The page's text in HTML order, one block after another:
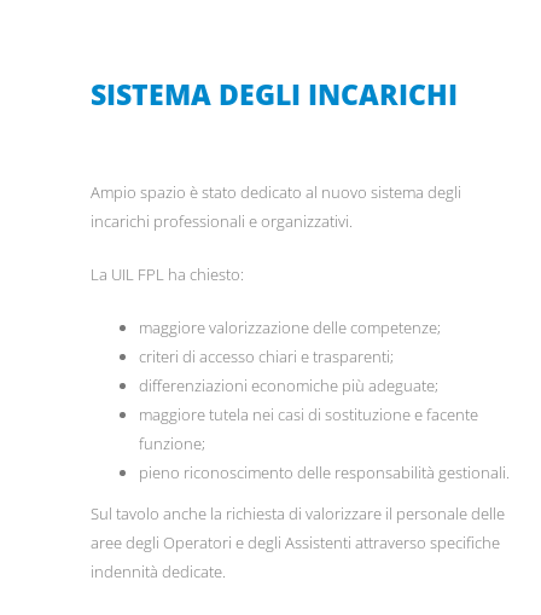
SISTEMA DEGLI INCARICHI
Ampio spazio è stato dedicato al nuovo sistema degli
incarichi professionali e organizzativi.
La UIL FPL ha chiesto:
maggiore valorizzazione delle competenze;
criteri di accesso chiari e trasparenti;
differenziazioni economiche più adeguate;
maggiore tutela nei casi di sostituzione e facente
funzione;
pieno riconoscimento delle responsabilità gestionali.
Sul tavolo anche la richiesta di valorizzare il personale delle
aree degli Operatori e degli Assistenti attraverso specifiche
indennità dedicate.